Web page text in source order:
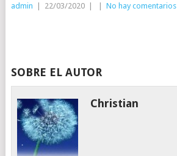
admin 22/03/2020 No hay comentarios
SOBRE EL AUTOR
Christian